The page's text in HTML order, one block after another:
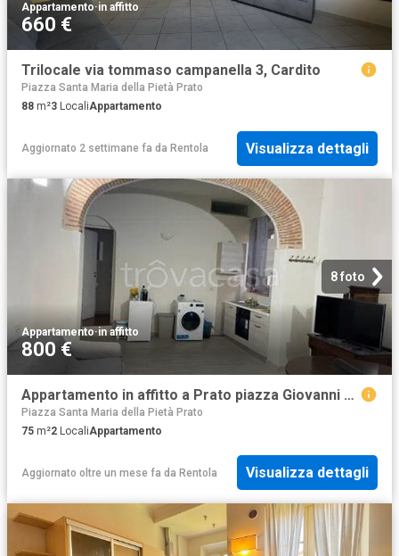
Appartamento·in affitto
660 €
Trilocale via tommaso campanella 3, Cardito
Piazza Santa Maria della Pietà Prato
88 m²3 LocaliAppartamento
Aggiornato 2 settimane fa da Rentola Visualizza dettagli
8 foto
Appartamento·in affitto
800 €
Appartamento in affitto a Prato piazza Giovanni Ciardi, arredato, angolo cottura TrovaCasa
Piazza Santa Maria della Pietà Prato
75 m²2 LocaliAppartamento
Aggiornato oltre un mese fa da Rentola Visualizza dettagli